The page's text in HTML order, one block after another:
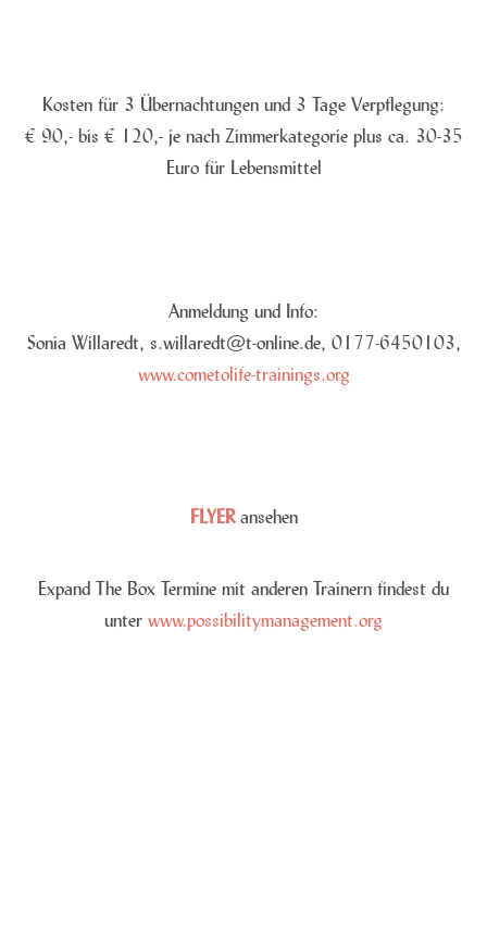
Kosten für 3 Übernachtungen und 3 Tage Verpflegung:
€ 90,- bis € 120,- je nach Zimmerkategorie plus ca. 30-35
Euro für Lebensmittel
Anmeldung und Info:
Sonia Willaredt, s.willaredt@t-online.de, 0177-6450103,
www.cometolife-trainings.org
FLYERansehen
Expand The Box Termine mit anderen Trainern findest du
unter www.possibilitymanagement.org